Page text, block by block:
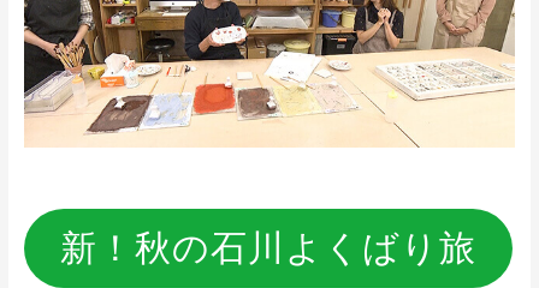
新！秋の石川よくばり旅